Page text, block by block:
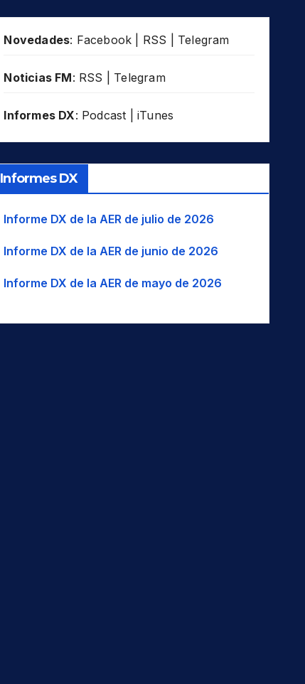
Novedades: Facebook RSS Telegram
Noticias FM: RSS Telegram
Informes DX: Podcast iTunes
Informes DX
Informe DX de la AER de julio de 2026
Informe DX de la AER de junio de 2026
Informe DX de la AER de mayo de 2026